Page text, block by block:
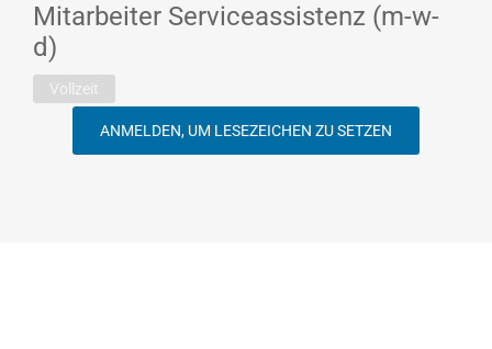
Mitarbeiter Serviceassistenz (m-w-
d)
Vollzeit
ANMELDEN, UM LESEZEICHEN ZU SETZEN